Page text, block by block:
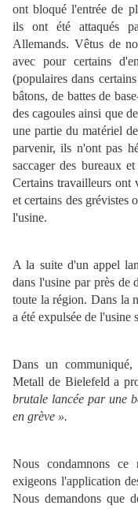
ont bloqué l'entrée de
ils ont été attaqués
Allemands. Vêtus de
avec pour certains
(populaires dans
bâtons, de battes de
des cagoules ainsi que
une partie du matériel
parvenir, ils n'ont pas
saccager des bureaux
Certains travailleurs ont
et certains des grévistes
l'usine.
A la suite d'un appel
dans l'usine par près de
toute la région. Dans la
a été expulsée de l'usine
Dans un
Metall de Bielefeld a
brutale lancée par une
en grève ».
Nous condamnons
exigeons l'application
Nous demandons que